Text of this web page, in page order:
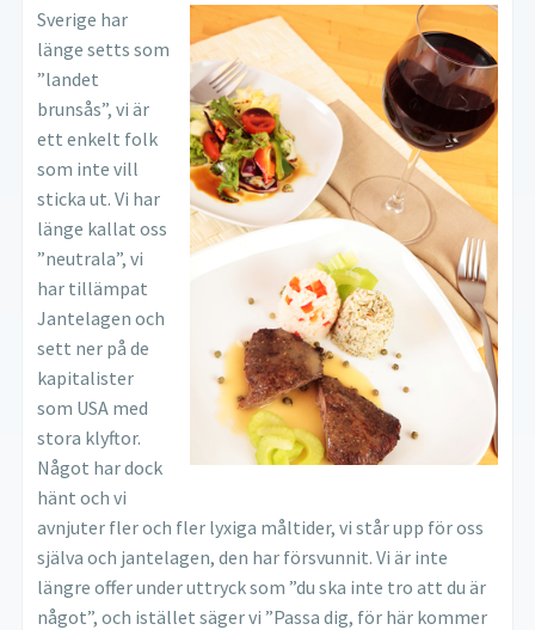
Sverige har
länge setts som
”landet
brunsås”, vi är
ett enkelt folk
som inte vill
sticka ut. Vi har
länge kallat oss
”neutrala”, vi
har tillämpat
Jantelagen och
sett ner på de
kapitalister
som USA med
stora klyftor.
Något har dock
hänt och vi
avnjuter fler och fler lyxiga måltider, vi står upp för oss
själva och jantelagen, den har försvunnit. Vi är inte
längre offer under uttryck som ”du ska inte tro att du är
något”, och istället säger vi ”Passa dig, för här kommer